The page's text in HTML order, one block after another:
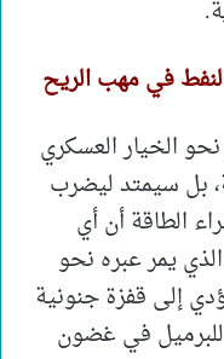
في مهب الريح
الخيار العسكري
بل سيمتد ليضرب
الطاقة أن أي
يمر عبره نحو
إلى قفزة جنونية
150 دولاراً للبرميل في غضون